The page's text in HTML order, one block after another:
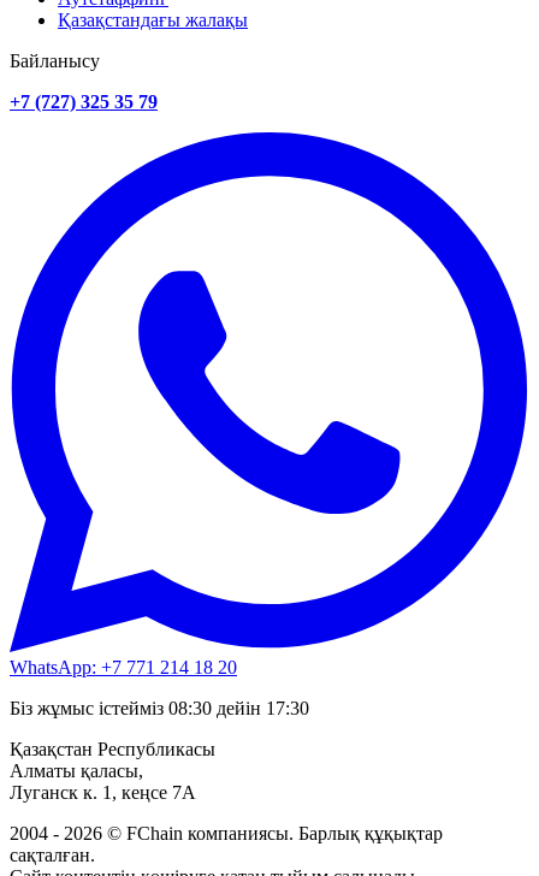
Қазақстандағы жалақы
Байланысу
+7 (727) 325 35 79
WhatsApp: +7 771 214 18 20
Біз жұмыс істейміз 08:30 дейін 17:30
Қазақстан Республикасы
Алматы қаласы,
Луганск к. 1, кеңсе 7А
2004 - 2026 © FChain компаниясы. Барлық құқықтар
сақталған.